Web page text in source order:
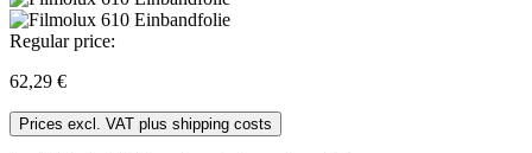
Regular price:
62,29 €
Prices excl. VAT plus shipping costs